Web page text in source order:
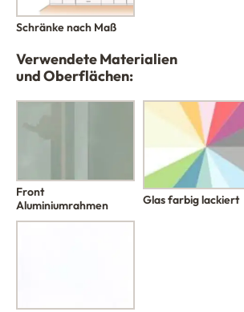
Schränke nach Maß
Verwendete Materialien
und Oberflächen:
Front
Aluminiumrahmen
Glas farbig lackiert